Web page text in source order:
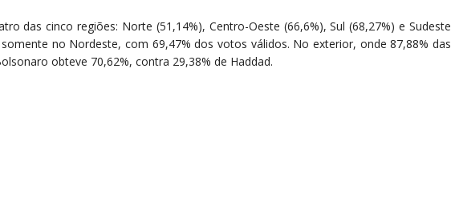
das cinco regiões: Norte (51,14%), Centro-Oeste (66,6%), Sul (68,27%) e Sudeste
somente no Nordeste, com 69,47% dos votos válidos. No exterior, onde 87,88% das
obteve 70,62%, contra 29,38% de Haddad.